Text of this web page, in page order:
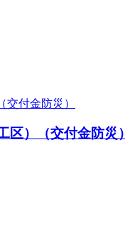
）（交付金防災）